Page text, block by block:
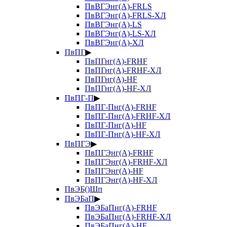
ПвВГЭнг(А)-FRLS
ПвВГЭнг(А)-FRLS-ХЛ
ПвВГЭнг(А)-LS
ПвВГЭнг(А)-LS-ХЛ
ПвВГЭнг(А)-ХЛ
ПвПГ▶
ПвПГнг(А)-FRHF
ПвПГнг(А)-FRHF-ХЛ
ПвПГнг(А)-HF
ПвПГнг(А)-HF-ХЛ
ПвПГ-П▶
ПвПГ-Пнг(А)-FRHF
ПвПГ-Пнг(А)-FRHF-ХЛ
ПвПГ-Пнг(А)-HF
ПвПГ-Пнг(А)-HF-ХЛ
ПвПГЭ▶
ПвПГЭнг(А)-FRHF
ПвПГЭнг(А)-FRHF-ХЛ
ПвПГЭнг(А)-HF
ПвПГЭнг(А)-HF-ХЛ
ПвЭБ()Шп
ПвЭБаП▶
ПвЭБаПнг(А)-FRHF
ПвЭБаПнг(А)-FRHF-ХЛ